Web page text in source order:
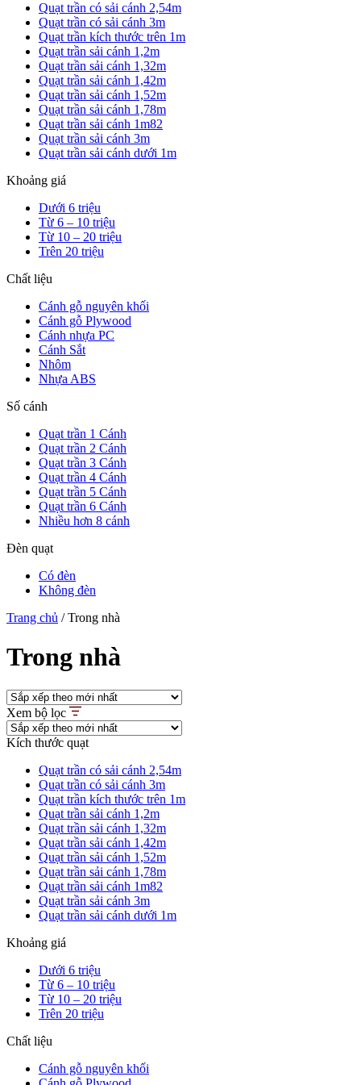
Quạt trần có sải cánh 2,54m
Quạt trần có sải cánh 3m
Quạt trần kích thước trên 1m
Quạt trần sải cánh 1,2m
Quạt trần sải cánh 1,32m
Quạt trần sải cánh 1,42m
Quạt trần sải cánh 1,52m
Quạt trần sải cánh 1,78m
Quạt trần sải cánh 1m82
Quạt trần sải cánh 3m
Quạt trần sải cánh dưới 1m
Khoảng giá
Dưới 6 triệu
Từ 6 – 10 triệu
Từ 10 – 20 triệu
Trên 20 triệu
Chất liệu
Cánh gỗ nguyên khối
Cánh gỗ Plywood
Cánh nhựa PC
Cánh Sắt
Nhôm
Nhựa ABS
Số cánh
Quạt trần 1 Cánh
Quạt trần 2 Cánh
Quạt trần 3 Cánh
Quạt trần 4 Cánh
Quạt trần 5 Cánh
Quạt trần 6 Cánh
Nhiều hơn 8 cánh
Đèn quạt
Có đèn
Không đèn
Trang chủ /Trong nhà
Trong nhà
Xem bộ lọc
Kích thước quạt
Quạt trần có sải cánh 2,54m
Quạt trần có sải cánh 3m
Quạt trần kích thước trên 1m
Quạt trần sải cánh 1,2m
Quạt trần sải cánh 1,32m
Quạt trần sải cánh 1,42m
Quạt trần sải cánh 1,52m
Quạt trần sải cánh 1,78m
Quạt trần sải cánh 1m82
Quạt trần sải cánh 3m
Quạt trần sải cánh dưới 1m
Khoảng giá
Dưới 6 triệu
Từ 6 – 10 triệu
Từ 10 – 20 triệu
Trên 20 triệu
Chất liệu
Cánh gỗ nguyên khối